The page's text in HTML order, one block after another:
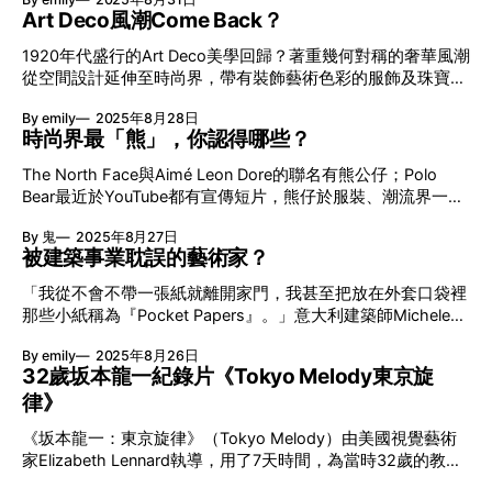
巨大災難的城市。」因成長於曾被原子彈摧毀及復興重生的廣
分，一枚原子彈從頭上飛過的飛機落下的畫面，在動漫、電視
劇甚至小說中一遍又一遍地印在他的腦海裡。這讓他小學時害
消失的恐懼視覺去看自己的城市，至大學時接觸保存了數百年
的建築，才驚覺：「嘩，
線。若有鑲嵌寶石的款式，更要確保其顏色、淨度、大小一
致。就連搭扣的選材亦相當講究，因黃金硬度不及玫瑰金及白
金，所以隱藏在黃金手鐲內的搭扣均以白金為材。 0:00 /1:06
1× 四葉草系列的神級工藝揭秘 或許你不知道，Van Cleef &
Arpels經典的Alhambra四葉草系列，設計邊緣上那些圓珠粒就
是運用了Perlée系列的金珠製作技巧。換句話說，沒有Perleé
寶系列，更是世家工藝的「秘密武器」。不要少看這些小圓
珠，其製作工序極為繁複。由純金熔化拉成極細的金線，精準
藝。 要幾多個四葉草圖案？ 喜歡四葉草設
Art Deco風潮Come Back？
1920年代盛行的Art Deco美學回歸？著重幾何對稱的奢華風潮
從空間設計延伸至時尚界，帶有裝飾藝術色彩的服飾及珠寶再
的Perlée系列，既呼應Art Deco的幾何美感，亦能低調展現優
雅品味，完美融入Gen Z偏愛的Quiet Luxury穿搭風格。
Perlée之名藏玄機？ Perlée一詞源自於法語，貼切展現出其精
緻打磨的金質圓珠設計精髓。系列雖在2008年才正式登場，
可是Van Cleef & Arpels早在20年代便在其珠寶創作中融入金
質圓珠元素，作為邊緣裝飾或設計主題。金質圓珠以規律的間
隔排列，構成一種視覺上的韻律感，散發出簡潔的魅力。隨著
超級百搭！Perlée夢幻疊戴術 Art Deco與Quiet Luxury只是穿
搭的基礙，學懂搭襯出自己的風格才是重點。線條簡潔俐落的
度的手鐲，便可營造出豐富的層次感；佩戴不同長度的項鍊，
更可突出頸部線條；甚或與世家其他系列如Al
By emily 2025年8月28日
時尚界最「熊」，你認得哪些？
The North Face與Aimé Leon Dore的聯名有熊公仔；Polo
Bear最近於YouTube都有宣傳短片，熊仔於服裝、潮流界一直
經典的熊Icon呢？ Aimé Leon Dore聯名見「熊」－The
Nuptse Bear 今個月The North Face與當紅的Aimé Leon Dore
首次展開聯名。焦點除了用上Casentino羊毛充填的Nuptse
Jacket、以舊式消防員外套為靈感的Firefighter Jacket之外，
造型照當中，還出現了一隻熊公仔！ 其實The North Face的
吉祥物熊仔都有名字，牠叫做「The Nuptse Bear」。The
Nuptse Bear是2022年期間，The North Face為慶祝羽絨
Nuptse Jacket面世30周年而推出的紀念吉祥物，其實就是一
隻穿上Nuptse Jacket的小啡熊。至於為何是熊公仔？概念是
源自80年代品牌贊助的登山家Mark Twight。據知他當年登山
都會攜同一隻名為「Hermes」的小熊公仔，
By 鬼 2025年8月27日
被建築事業耽誤的藝術家？
「我從不會不帶一張紙就離開家門，我甚至把放在外套口袋裡
那些小紙稱為『Pocket Papers』。」意大利建築師Michele
必備物。「假如我有一個想法，便必須把它寫在紙上，最好是
用削尖的8B鉛筆。」縱使現在可以運用科技輔助，可是他仍相
當享受執筆寫畫自己的靈感火花。這個夏天他更以「Friday
afternoons in summer」之名，每星期跟大家分享自己手繪的
創意哲學。 每星期上一堂Michele De Lucchi創意哲學課
Michele De Lucchi分享的手繪並非建築或設計草圖，而是一些
By emily 2025年8月26日
32歲坂本龍一紀錄片《Tokyo Melody東京旋
律》
《坂本龍一：東京旋律》（Tokyo Melody）由美國視覺藝術
家Elizabeth Lennard執導，用了7天時間，為當時32歲的教授